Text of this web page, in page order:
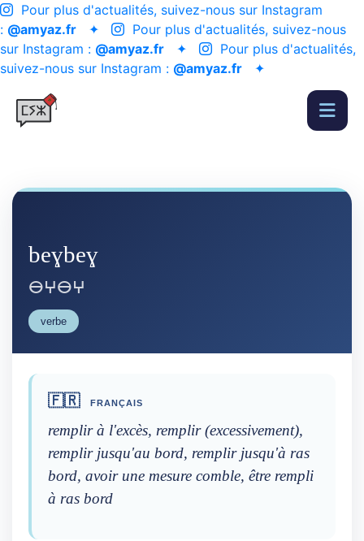
Pour plus d'actualités, suivez-nous sur Instagram
: @amyaz.fr ✦
Pour plus d'actualités, suivez-nous
sur Instagram : @amyaz.fr ✦
Pour plus d'actualités,
suivez-nous sur Instagram : @amyaz.fr ✦
beɣbeɣ
ⴱⵖⴱⵖ
verbe
🇫🇷 FRANÇAIS
remplir à l'excès, remplir (excessivement),
remplir jusqu'au bord, remplir jusqu'à ras
bord, avoir une mesure comble, être rempli
à ras bord